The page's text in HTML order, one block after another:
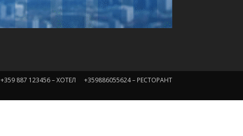
+359 887 123456 – ХОТЕЛ +359886055624 – РЕСТОРАНТ